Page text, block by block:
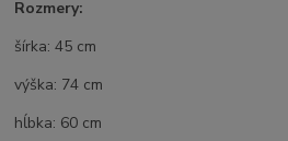
Rozmery:
šírka: 45 cm
výška: 74 cm
hĺbka: 60 cm